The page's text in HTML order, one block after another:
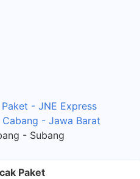
- JNE Express
Cabang - Jawa Barat
- Subang
Paket